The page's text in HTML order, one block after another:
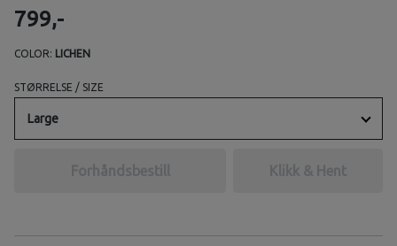
799,-
COLOR: LICHEN
STØRRELSE / SIZE
Large
Forhåndsbestill Klikk & Hent